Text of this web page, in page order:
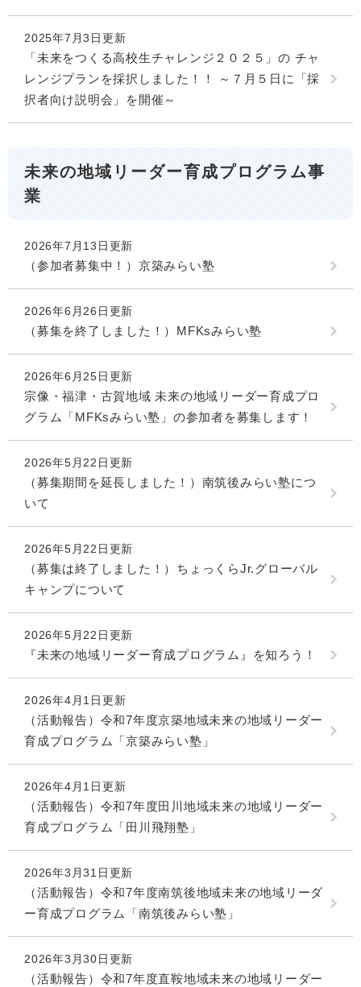
2025年7月3日更新
「未来をつくる高校生チャレンジ２０２５」の チャ
レンジプランを採択しました！！ ～７月５日に「採
択者向け説明会」を開催～
未来の地域リーダー育成プログラム事
業
2026年7月13日更新
（参加者募集中！）京築みらい塾
2026年6月26日更新
（募集を終了しました！）MFKsみらい塾
2026年6月25日更新
宗像・福津・古賀地域 未来の地域リーダー育成プロ
グラム「MFKsみらい塾」の参加者を募集します！
2026年5月22日更新
（募集期間を延長しました！）南筑後みらい塾につ
いて
2026年5月22日更新
（募集は終了しました！）ちょっくらJr.グローバル
キャンプについて
2026年5月22日更新
『未来の地域リーダー育成プログラム』を知ろう！
2026年4月1日更新
（活動報告）令和7年度京築地域未来の地域リーダー
育成プログラム「京築みらい塾」
2026年4月1日更新
（活動報告）令和7年度田川地域未来の地域リーダー
育成プログラム「田川飛翔塾」
2026年3月31日更新
（活動報告）令和7年度南筑後地域未来の地域リーダ
ー育成プログラム「南筑後みらい塾」
2026年3月30日更新
（活動報告）令和7年度直鞍地域未来の地域リーダー